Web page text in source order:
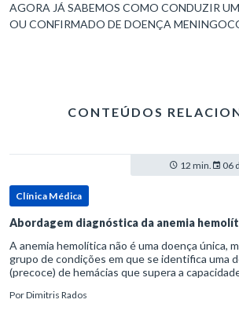
AGORA JÁ SABEMOS COMO CONDUZIR
OU CONFIRMADO DE DOENÇA
CONTEÚDOS
12 min. 06
Clínica Médica
Abordagem diagnóstica da anemia
A anemia hemolítica não é uma doença única,
grupo de condições em que se identifica uma
(precoce) de hemácias que supera a
PorDimitris Rados